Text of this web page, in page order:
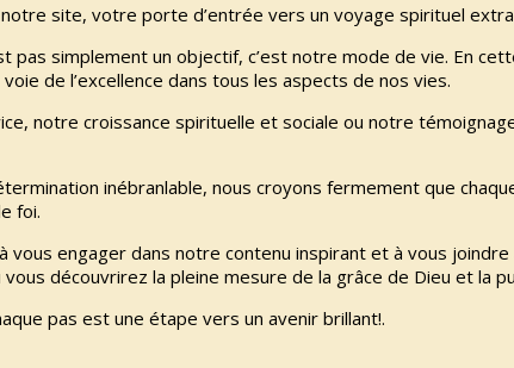
site, votre porte d’entrée vers un voyage spirituel
pas simplement un objectif, c’est notre mode de vie. En
de l’excellence dans tous les aspects de nos vies.
notre croissance spirituelle et sociale ou notre
inébranlable, nous croyons fermement que
foi.
engager dans notre contenu inspirant et à vous
découvrirez la pleine mesure de la grâce de Dieu et la
pas est une étape vers un avenir brillant!.